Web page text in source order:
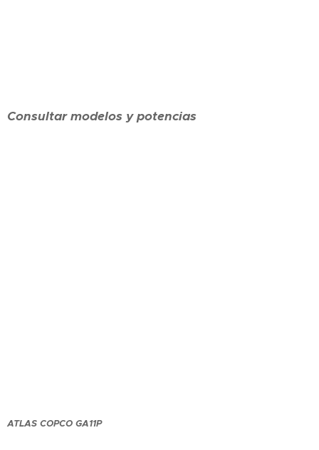
Consultar modelos y potencias
ATLAS COPCO GA11P